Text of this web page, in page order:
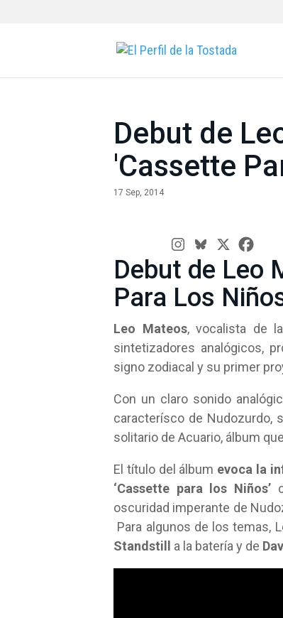
Debut de
'Cassette
17 Sep, 2014
Debut de Leo
Para Los
Leo Mateos, vocalista de
sintetizadores analógicos,
signo zodiacal y su primer
Con un claro sonido
caracterísco de Nudozurdo,
solitario de Acuario, álbum
El título del álbum evoca la
‘Cassette para los Niños’
oscuridad imperante de
Para algunos de los temas,
Standstill
a la batería y de